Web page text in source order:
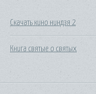
Скачать кино ниндзя 2
Книга святые о святых